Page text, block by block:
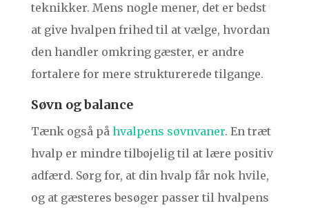
teknikker. Mens nogle mener, det er bedst
at give hvalpen frihed til at vælge, hvordan
den handler omkring gæster, er andre
fortalere for mere strukturerede tilgange.
Søvn og balance
Tænk også på hvalpens søvnvaner. En træt
hvalp er mindre tilbøjelig til at lære positiv
adfærd. Sørg for, at din hvalp får nok hvile,
og at gæsteres besøger passer til hvalpens